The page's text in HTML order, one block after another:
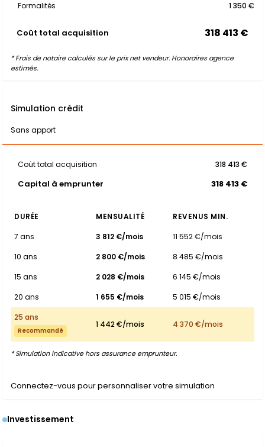
Formalités
1 350 €
Coût total acquisition 318 413 €
* Frais de notaire calculés sur le prix net vendeur. Honoraires agence
estimés.
Simulation crédit
Sans apport
Coût total acquisition 318 413 €
Capital à emprunter 318 413 €
DURÉE MENSUALITÉ
REVENUS MIN.
7 ans
3 812 €/mois
11 552 €/mois
10 ans
2 800 €/mois
8 485 €/mois
15 ans
2 028 €/mois
6 145 €/mois
20 ans
1 655 €/mois
5 015 €/mois
25 ans
Recommandé
1 442 €/mois 4 370 €/mois
* Simulation indicative hors assurance emprunteur.
Connectez-vous pour personnaliser votre simulation
Investissement